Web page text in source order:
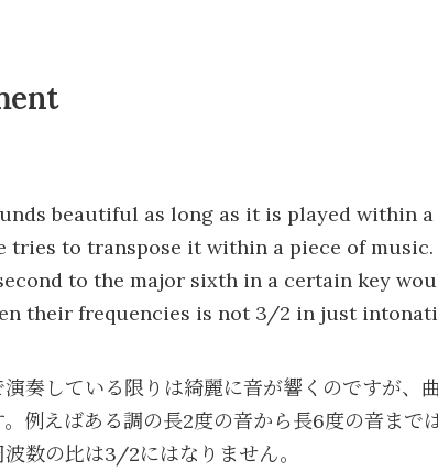
beautiful as long as it is played within a
tries to transpose it within a piece of music.
to the major sixth in a certain key
their frequencies is not 3/2 in just
奏している限りは綺麗に音が響くのですが、
例えばある調の長2度の音から長6度の音まで
数の比は3/2にはなりません。